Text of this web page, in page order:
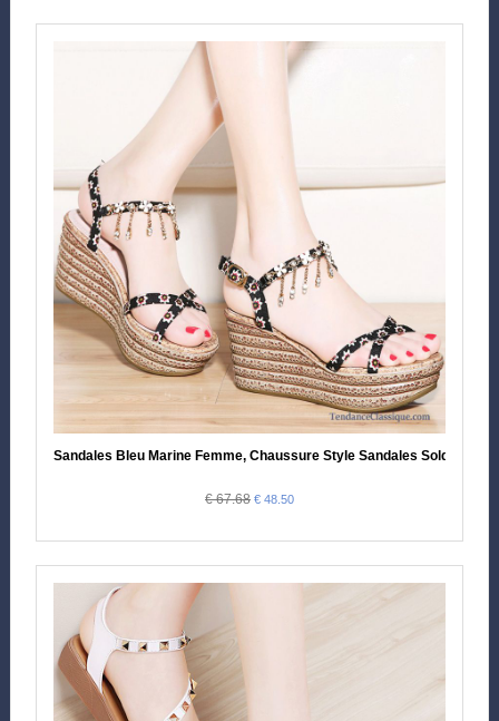
Sandales Bleu Marine Femme, Chaussure Style Sandales Soldes
€ 67.68 € 48.50